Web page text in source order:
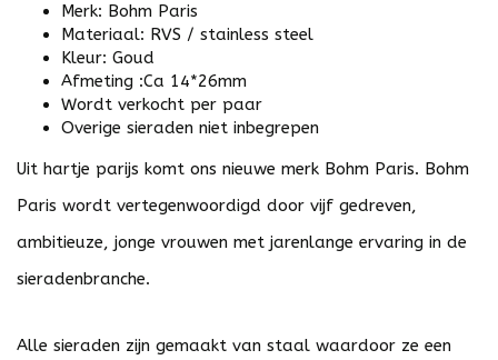
Merk: Bohm Paris
Materiaal: RVS / stainless steel
Kleur: Goud
Afmeting :Ca 14*26mm
Wordt verkocht per paar
Overige sieraden niet inbegrepen
Uit hartje parijs komt ons nieuwe merk Bohm Paris. Bohm
Paris wordt vertegenwoordigd door vijf gedreven,
ambitieuze, jonge vrouwen met jarenlange ervaring in de
sieradenbranche.
Alle sieraden zijn gemaakt van staal waardoor ze een